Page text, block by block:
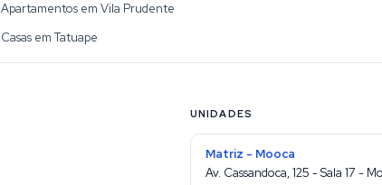
Apartamentos em Vila Prudente
Casas em Tatuape
UNIDADES
Matriz - Mooca
Av. Cassandoca, 125 - Sala 17 -